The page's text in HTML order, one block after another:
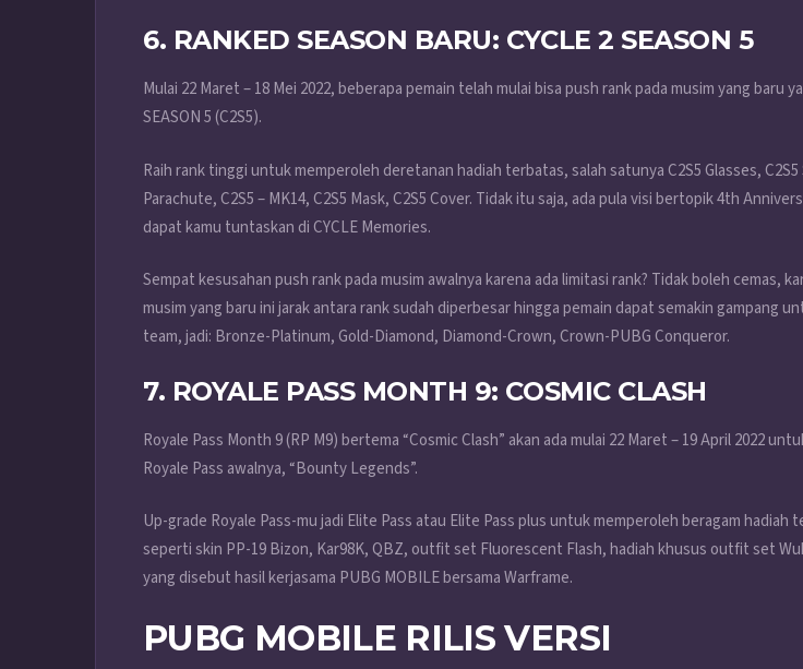
6. RANKED SEASON BARU: CYCLE 2 SEASON 5
Mulai 22 Maret – 18 Mei 2022, beberapa pemain telah mulai bisa push rank pada musim yang baru
SEASON 5 (C2S5).
Raih rank tinggi untuk memperoleh deretanan hadiah terbatas, salah satunya C2S5 Glasses, C2S5
Parachute, C2S5 – MK14, C2S5 Mask, C2S5 Cover. Tidak itu saja, ada pula visi bertopik 4th
dapat kamu tuntaskan di CYCLE Memories.
Sempat kesusahan push rank pada musim awalnya karena ada limitasi rank? Tidak boleh cemas,
musim yang baru ini jarak antara rank sudah diperbesar hingga pemain dapat semakin gampang
team, jadi: Bronze-Platinum, Gold-Diamond, Diamond-Crown, Crown-PUBG Conqueror.
7. ROYALE PASS MONTH 9: COSMIC CLASH
Royale Pass Month 9 (RP M9) bertema “Cosmic Clash” akan ada mulai 22 Maret – 19 April 2022
Royale Pass awalnya, “Bounty Legends”.
Up-grade Royale Pass-mu jadi Elite Pass atau Elite Pass plus untuk memperoleh beragam hadiah
seperti skin PP-19 Bizon, Kar98K, QBZ, outfit set Fluorescent Flash, hadiah khusus outfit set
yang disebut hasil kerjasama PUBG MOBILE bersama Warframe.
PUBG MOBILE RILIS VERSI